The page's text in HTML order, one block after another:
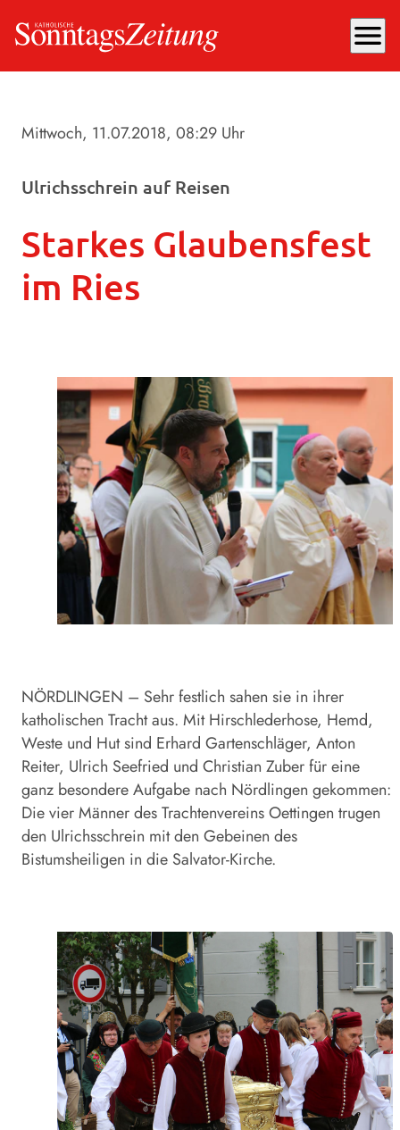
menu
Mittwoch, 11.07.2018, 08:29 Uhr
Ulrichsschrein auf Reisen
Starkes Glaubensfest
im Ries
NÖRDLINGEN – Sehr festlich sahen sie in ihrer
katholischen Tracht aus. Mit Hirschlederhose, Hemd,
Weste und Hut sind Erhard Gartenschläger, Anton
Reiter, Ulrich Seefried und Christian Zuber für eine
ganz besondere Aufgabe nach Nördlingen gekommen:
Die vier Männer des Trachtenvereins Oettingen trugen
den Ulrichsschrein mit den Gebeinen des
Bistumsheiligen in die Salvator-Kirche.